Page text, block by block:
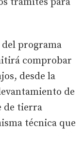
programa
comprobar
desde la
de
de tierra
técnica que